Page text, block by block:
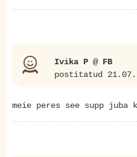
Ivika P @ FB
postitatud
meie peres see supp